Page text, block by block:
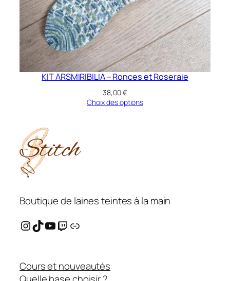
KIT ARSMIRIBILIA – Ronces et Roseraie
38,00€
Choix des options
Boutique de laines teintes à la main
InstagramTikTok YouTube Twitch Ravelry
Cours et nouveautés